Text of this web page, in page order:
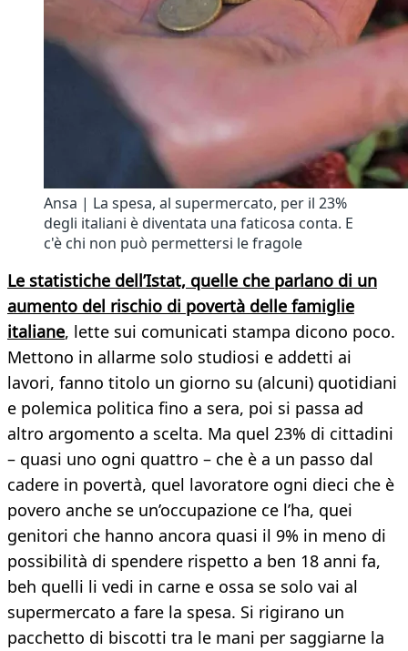
Ansa | La spesa, al supermercato, per il 23%
degli italiani è diventata una faticosa conta. E
c'è chi non può permettersi le fragole
Le statistiche dell’Istat, quelle che parlano di un
aumento del rischio di povertà delle famiglie
italiane, lette sui comunicati stampa dicono poco.
Mettono in allarme solo studiosi e addetti ai
lavori, fanno titolo un giorno su (alcuni) quotidiani
e polemica politica fino a sera, poi si passa ad
altro argomento a scelta. Ma quel 23% di cittadini
– quasi uno ogni quattro – che è a un passo dal
cadere in povertà, quel lavoratore ogni dieci che è
povero anche se un’occupazione ce l’ha, quei
genitori che hanno ancora quasi il 9% in meno di
possibilità di spendere rispetto a ben 18 anni fa,
beh quelli li vedi in carne e ossa se solo vai al
supermercato a fare la spesa. Si rigirano un
pacchetto di biscotti tra le mani per saggiarne la